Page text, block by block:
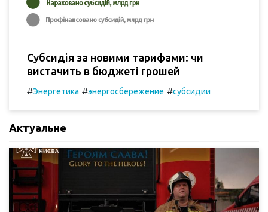
Субсидія за новими тарифами: чи
вистачить в бюджеті грошей
#Энергетика #энергосбережение #субсидии
Актуальне